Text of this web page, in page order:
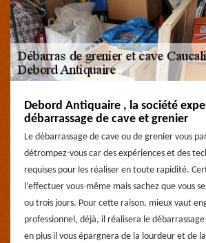
Debord Antiquaire , la société
débarrassage de cave et grenier
Le débarrassage de cave ou de grenier vous
détrompez-vous car des expériences et des
requises pour les réaliser en toute rapidité.
l’effectuer vous-même mais sachez que vous
ou trois jours. Pour cette raison, mieux vaut
professionnel, déjà, il réalisera le
en plus il vous épargnera de la lourdeur et de